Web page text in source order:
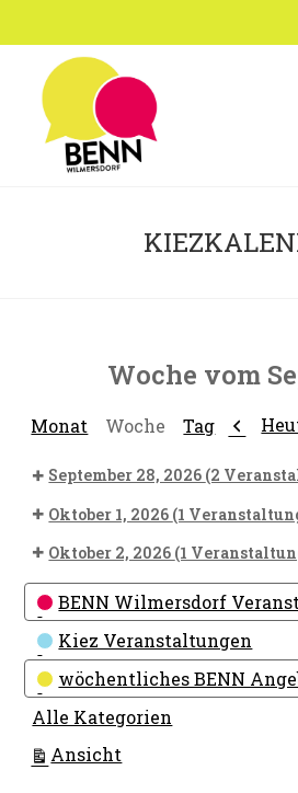
Inhalt
springen
Woche vom
Monat Woche Tag
September 28, 2026 (2
Oktober 1, 2026 (1
Oktober 2, 2026 (1
Kategorien
BENN Wilmersdorf
Kiez Veranstaltungen
wöchentliches BENN
Alle Kategorien
Ansicht